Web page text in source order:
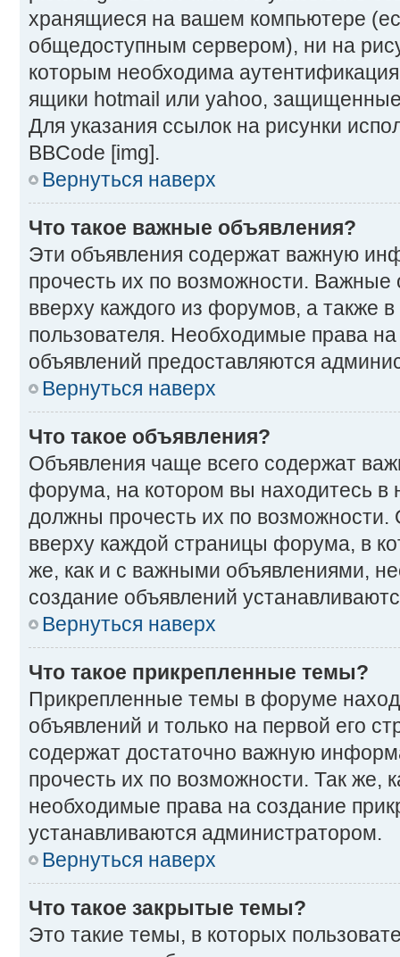
хранящиеся на вашем компьютере
общедоступным сервером), ни на
которым необходима
ящики hotmail или yahoo,
Для указания ссылок на рисунки
BBCode [img].
Вернуться наверх
Что такое важные объявления?
Эти объявления содержат важную
прочесть их по возможности. Важные
вверху каждого из форумов, а также
пользователя. Необходимые права
объявлений предоставляются
Вернуться наверх
Что такое объявления?
Объявления чаще всего содержат
форума, на котором вы находитесь
должны прочесть их по возможности.
вверху каждой страницы форума, в
же, как и с важными объявлениями,
создание объявлений
Вернуться наверх
Что такое прикрепленные темы?
Прикрепленные темы в форуме
объявлений и только на первой его
содержат достаточно важную
прочесть их по возможности. Так же,
необходимые права на создание
устанавливаются администратором.
Вернуться наверх
Что такое закрытые темы?
Это такие темы, в которых